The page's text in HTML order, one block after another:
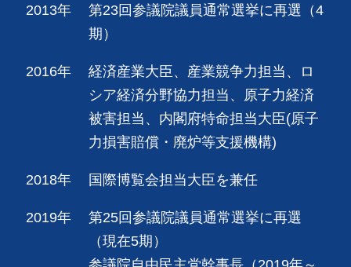
2013年
第23回参議院議員通常選挙に再選（4
期）
2016年
経済産業大臣、産業競争力担当、ロ
シア経済分野協力担当、原子力経済
被害担当、内閣府特命担当大臣(原子
力損害賠償・廃炉等支援機構)
2018年 国際博覧会担当大臣を兼任
2019年
第25回参議院議員通常選挙に再選
（現在5期）